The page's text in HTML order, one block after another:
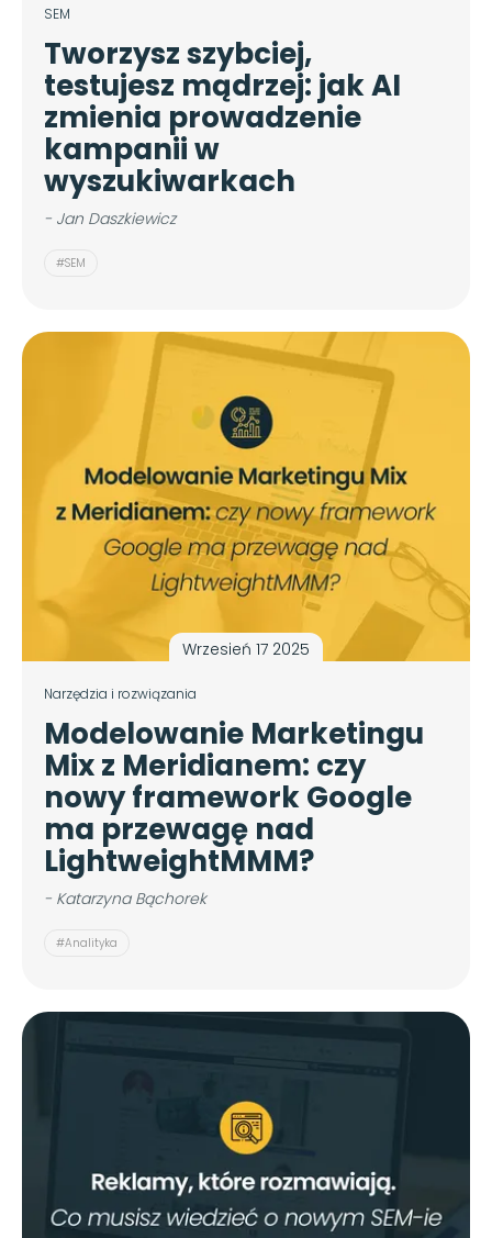
SEM
Tworzysz szybciej,
testujesz mądrzej: jak AI
zmienia prowadzenie
kampanii w
wyszukiwarkach
- Jan Daszkiewicz
#SEM
Wrzesień 17 2025
Narzędzia i rozwiązania
Modelowanie Marketingu
Mix z Meridianem: czy
nowy framework Google
ma przewagę nad
LightweightMMM?
- Katarzyna Bąchorek
#Analityka